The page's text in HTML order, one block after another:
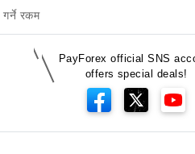
गर्ने रकम
PayForex official SNS
offers special deals!